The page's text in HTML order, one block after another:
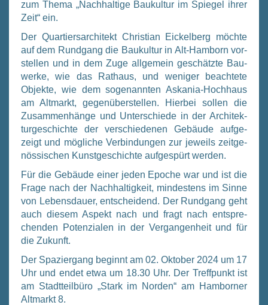
zum The­ma „Nach­hal­ti­ge Bau­kul­tur im Spie­gel ihrer
Zeit“ ein.
Der Quar­tiers­ar­chi­tekt Chris­ti­an Eickel­berg möch­te
auf dem Rund­gang die Bau­kul­tur in Alt-Ham­born vor­
stel­len und in dem Zuge all­ge­mein geschätz­te Bau­
wer­ke, wie das Rat­haus, und weni­ger beach­te­te
Objek­te, wie dem soge­nann­ten Aska­nia-Hoch­haus
am Alt­markt, gegen­über­stel­len. Hier­bei sol­len die
Zusam­men­hän­ge und Unter­schie­de in der Archi­tek­
tur­ge­schich­te der ver­schie­de­nen Gebäu­de auf­ge­
zeigt und mög­li­che Ver­bin­dun­gen zur jeweils zeit­ge­
nös­si­schen Kunst­ge­schich­te auf­ge­spürt wer­den.
Für die Gebäu­de einer jeden Epo­che war und ist die
Fra­ge nach der Nach­hal­tig­keit, min­des­tens im Sin­ne
von Lebens­dau­er, ent­schei­dend. Der Rund­gang geht
auch die­sem Aspekt nach und fragt nach ent­spre­
chen­den Poten­zia­len in der Ver­gan­gen­heit und für
die Zukunft.
Der Spa­zier­gang beginnt am 02. Okto­ber 2024 um 17
Uhr und endet etwa um 18.30 Uhr. Der Treff­punkt ist
am Stadt­teil­bü­ro „Stark im Nor­den“ am Ham­bor­ner
Alt­markt 8.